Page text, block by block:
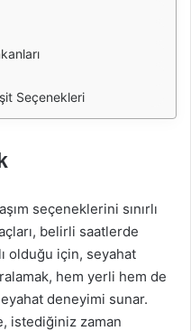
Seçenekleri
seçeneklerini sınırlı
belirli saatlerde
olduğu için, seyahat
hem yerli hem de
deneyimi sunar.
istediğiniz zaman